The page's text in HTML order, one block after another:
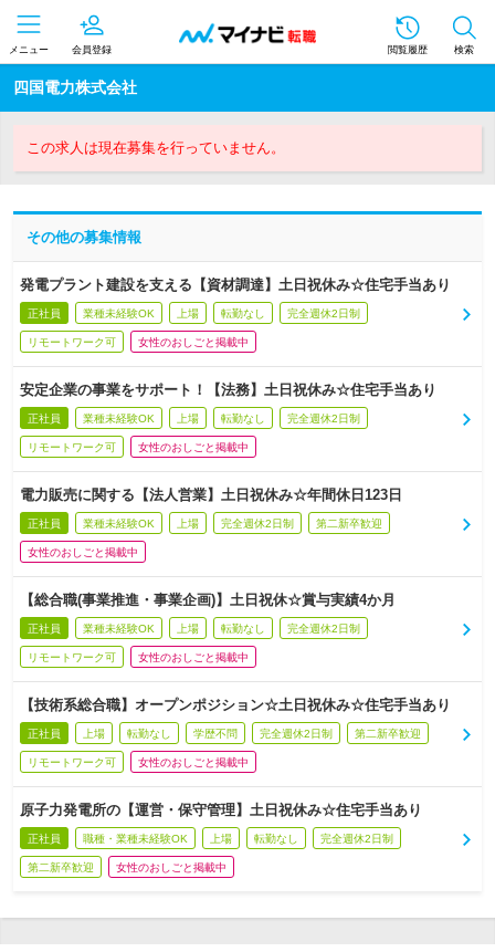
メニュー 会員登録 閲覧履歴 検索
四国電力株式会社
この求人は現在募集を行っていません。
その他の募集情報
発電プラント建設を支える【資材調達】土日祝休み☆住宅手当あり
正社員 業種未経験OK 上場 転勤なし 完全週休2日制
リモートワーク可 女性のおしごと掲載中
安定企業の事業をサポート！【法務】土日祝休み☆住宅手当あり
正社員 業種未経験OK 上場 転勤なし 完全週休2日制
リモートワーク可 女性のおしごと掲載中
電力販売に関する【法人営業】土日祝休み☆年間休日123日
正社員 業種未経験OK 上場 完全週休2日制 第二新卒歓迎
女性のおしごと掲載中
【総合職(事業推進・事業企画)】土日祝休☆賞与実績4か月
正社員 業種未経験OK 上場 転勤なし 完全週休2日制
リモートワーク可 女性のおしごと掲載中
【技術系総合職】オープンポジション☆土日祝休み☆住宅手当あり
正社員 上場 転勤なし 学歴不問 完全週休2日制 第二新卒歓迎
リモートワーク可 女性のおしごと掲載中
原子力発電所の【運営・保守管理】土日祝休み☆住宅手当あり
正社員 職種・業種未経験OK 上場 転勤なし 完全週休2日制
第二新卒歓迎 女性のおしごと掲載中